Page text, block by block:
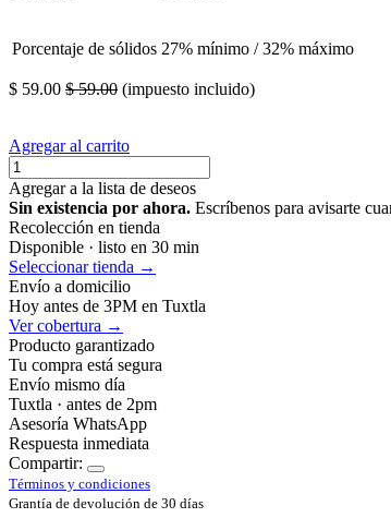
Porcentaje de sólidos 27% mínimo / 32% máximo
$ 59.00 $59.00 (impuesto incluido)
Agregar al carrito
Agregar a la lista de deseos
Sin existencia por ahora. Escríbenos para avisarte
Recolección en tienda
Disponible · listo en 30 min
Seleccionar tienda →
Envío a domicilio
Hoy antes de 3PM en Tuxtla
Ver cobertura →
Producto garantizado
Tu compra está segura
Envío mismo día
Tuxtla · antes de 2pm
Asesoría WhatsApp
Respuesta inmediata
Compartir:
Términos y condiciones
Grantía de devolución de 30 días